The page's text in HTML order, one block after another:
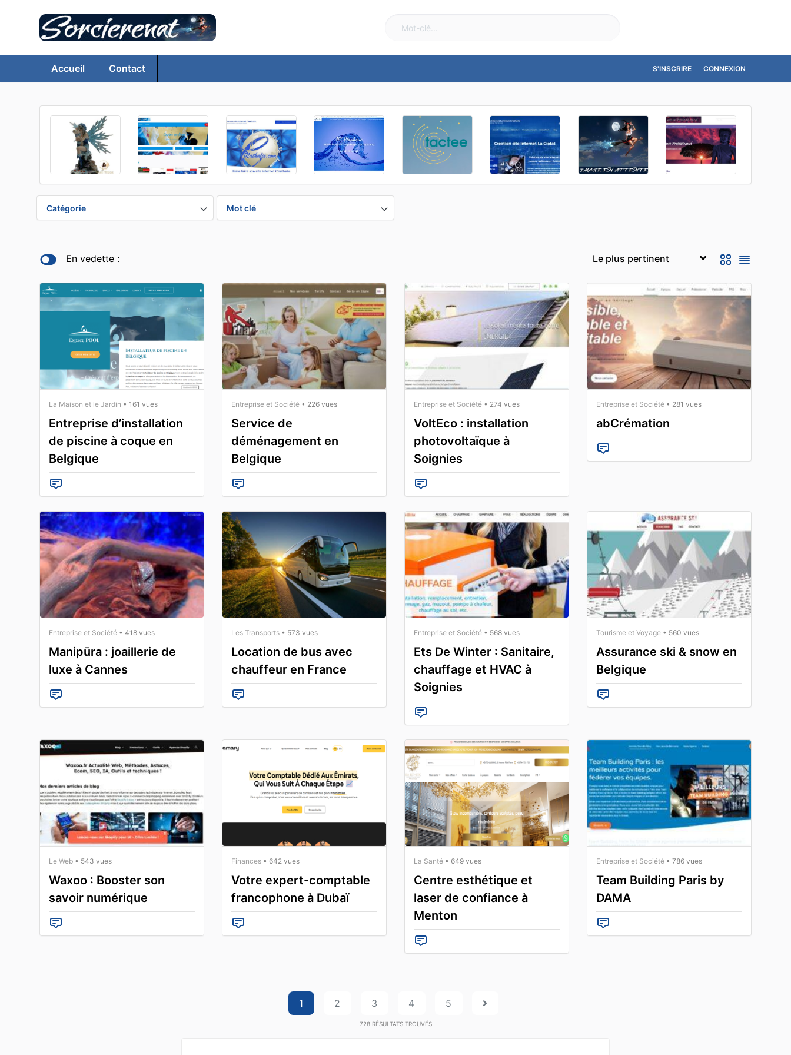
Accueil Contact S'INSCRIRE CONNEXION
Catégorie Mot clé
En vedette :
La Maison et le Jardin • 161 vues
Entreprise d’installation
de piscine à coque en
Belgique
Entreprise et Société • 226 vues
Service de
déménagement en
Belgique
Entreprise et Société • 274 vues
VoltEco : installation
photovoltaïque à
Soignies
Entreprise et Société • 281 vues
abCrémation
Entreprise et Société • 418 vues
Manipūra : joaillerie de
luxe à Cannes
Les Transports • 573 vues
Location de bus avec
chauffeur en France
Entreprise et Société • 568 vues
Ets De Winter : Sanitaire,
chauffage et HVAC à
Soignies
Tourisme et Voyage • 560 vues
Assurance ski & snow en
Belgique
Le Web • 543 vues
Waxoo : Booster son
savoir numérique
Finances • 642 vues
Votre expert-comptable
francophone à Dubaï
La Santé • 649 vues
Centre esthétique et
laser de confiance à
Menton
Entreprise et Société • 786 vues
Team Building Paris by
DAMA
1 2 3 4 5
728RÉSULTATS TROUVÉS